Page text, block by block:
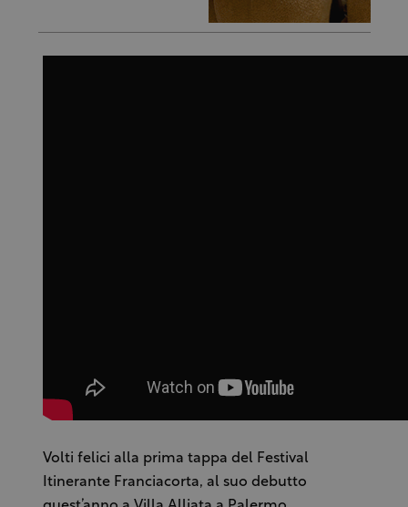
Volti felici alla prima tappa del Festival
Itinerante Franciacorta, al suo debutto